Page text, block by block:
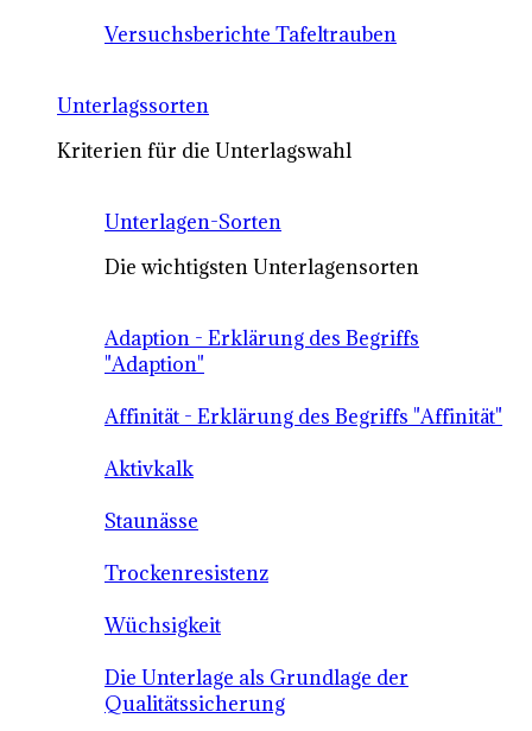
Versuchsberichte Tafeltrauben
Unterlagssorten
Kriterien für die Unterlagswahl
Unterlagen-Sorten
Die wichtigsten Unterlagensorten
Adaption - Erklärung des Begriffs
"Adaption"
Affinität - Erklärung des Begriffs "Affinität"
Aktivkalk
Staunässe
Trockenresistenz
Wüchsigkeit
Die Unterlage als Grundlage der
Qualitätssicherung